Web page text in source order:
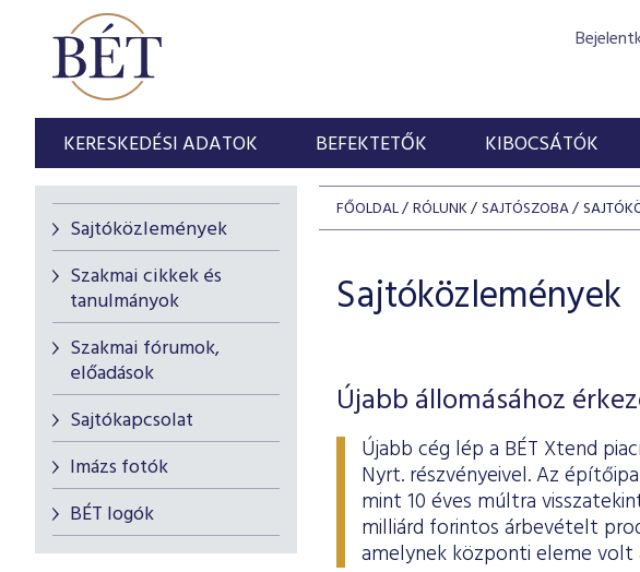
KERESKEDÉSI ADATOK BEFEKTETŐK KIBOCSÁTÓK
Sajtóközlemények
Szakmai cikkek és
tanulmányok
Szakmai fórumok,
előadások
Sajtókapcsolat
Imázs fotók
BÉT logók
FŐOLDAL RÓLUNK SAJTÓSZOBA
Sajtóközlemények
Újabb állomásához
Újabb cég lép a BÉT Xtend
Nyrt. részvényeivel. Az
mint 10 éves múltra
milliárd forintos árbevételt
amelynek központi eleme volt